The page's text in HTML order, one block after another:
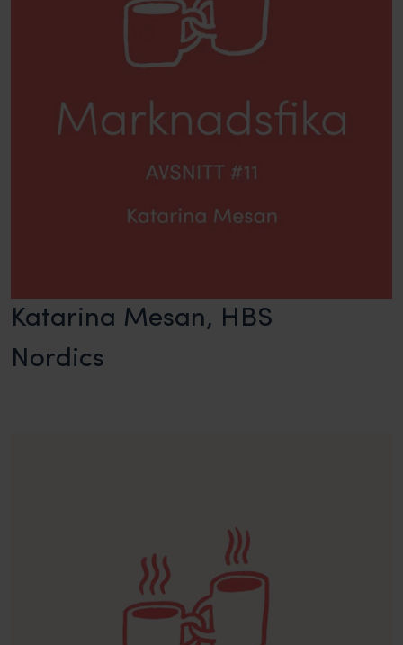
Katarina Mesan, HBS
Nordics